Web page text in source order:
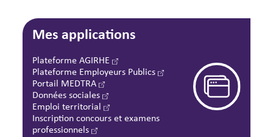
Mes applications
Plateforme AGIRHE
Plateforme Employeurs Publics
Portail MEDTRA
Données sociales
Emploi territorial
Inscription concours et examens
professionnels